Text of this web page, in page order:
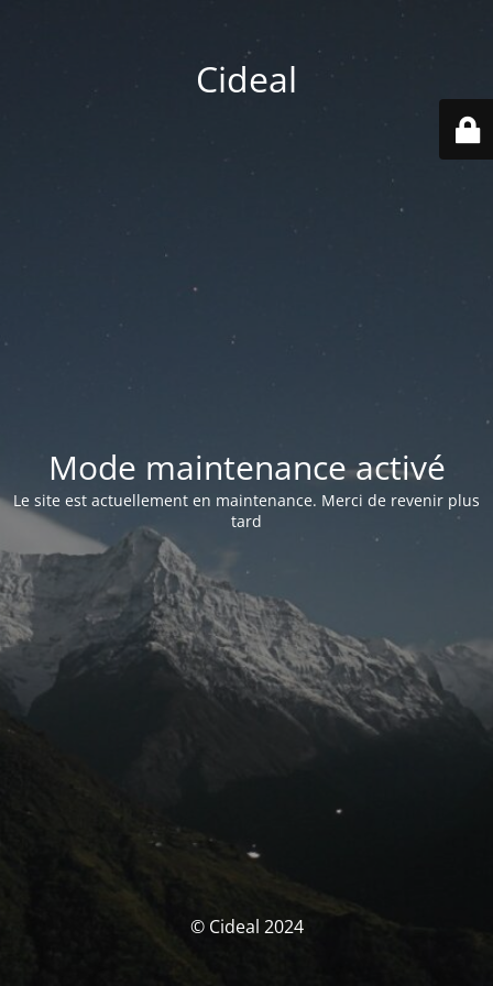
Cideal
Mode maintenance activé
Le site est actuellement en maintenance. Merci de revenir plus
tard
© Cideal 2024